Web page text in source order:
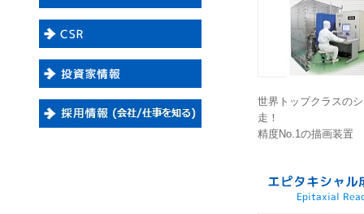
世界トップクラスの
走！
精度No.1の描画装置